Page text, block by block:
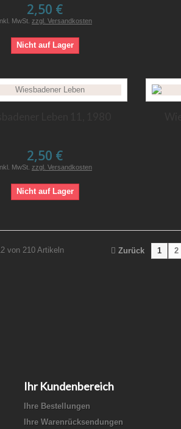
2,50 €
MwSt. zzgl. Versandkosten
Nicht auf Lager
2,50 €
MwSt. zzgl. Versandkosten
Nicht auf Lager
Zurück 1 2
von 210 Artikeln
Ihr Kundenbereich
Ihre Bestellungen
Ihre Warenrücksendungen